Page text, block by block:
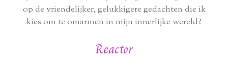
op de vriendelijker, gelukkigere gedachten die ik
kies om te omarmen in mijn innerlijke wereld?
Reactor